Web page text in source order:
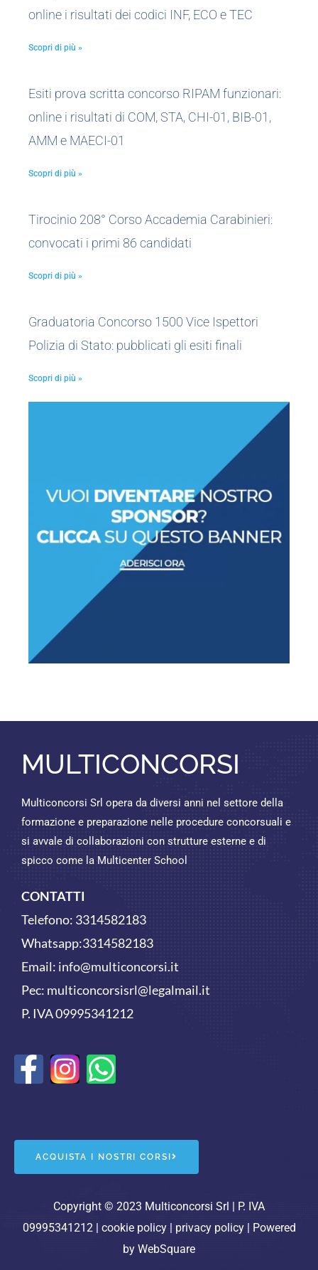
online i risultati dei codici INF, ECO e TEC
Scopri di più »
Esiti prova scritta concorso RIPAM funzionari:
online i risultati di COM, STA, CHI-01, BIB-01,
AMM e MAECI-01
Scopri di più »
Tirocinio 208° Corso Accademia Carabinieri:
convocati i primi 86 candidati
Scopri di più »
Graduatoria Concorso 1500 Vice Ispettori
Polizia di Stato: pubblicati gli esiti finali
Scopri di più »
MULTICONCORSI
Multiconcorsi Srl opera da diversi anni nel settore della
formazione e preparazione nelle procedure concorsuali e
si avvale di collaborazioni con strutture esterne e di
spicco come la Multicenter School
CONTATTI
Telefono: 3314582183
Whatsapp:3314582183
Email: info@multiconcorsi.it
Pec: multiconcorsisrl@legalmail.it
P. IVA 09995341212
F
e
b
o
o
W
t
s
a
p
ACQUISTA I NOSTRI CORSI
Copyright © 2023 Multiconcorsi Srl | P. IVA
09995341212 | cookie policy| privacy policy| Powered
by WebSquare